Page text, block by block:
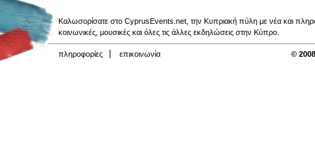
Καλωσορίσατε στο CyprusEvents.net, την Κυπριακή πύλη με νέα και
κοινωνικές, μουσικές και όλες τις άλλες εκδηλώσεις στην Κύπρο.
πληροφορίες επικοινωνία ©